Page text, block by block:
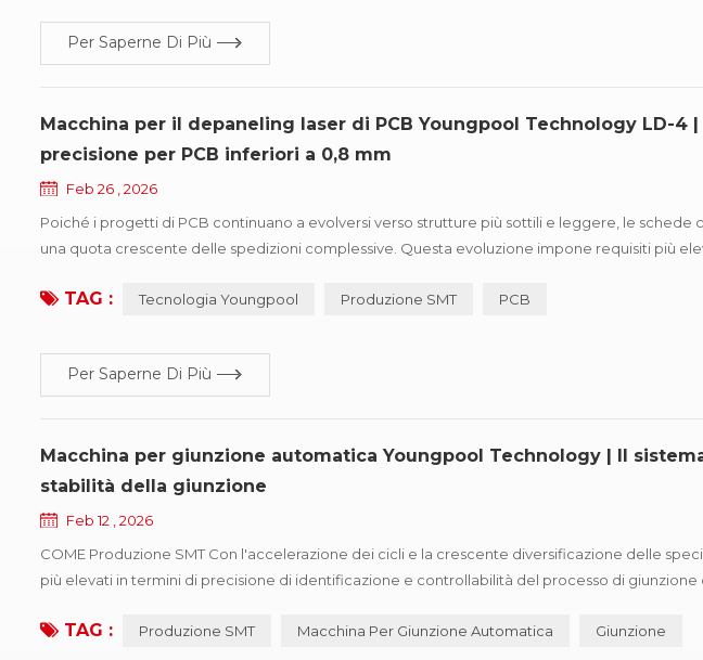
Per Saperne Di Più
Macchina per il depaneling laser di PCB Youngpool Technology LD-4
precisione per PCB inferiori a 0,8 mm
Feb 26 , 2026
Poiché i progetti di PCB continuano a evolversi verso strutture più sottili e leggere, le schede
una quota crescente delle spedizioni complessive. Questa evoluzione impone requisiti più
TAG : Tecnologia Youngpool Produzione SMT PCB
Per Saperne Di Più
Macchina per giunzione automatica Youngpool Technology | Il
stabilità della giunzione
Feb 12 , 2026
COME Produzione SMT Con l'accelerazione dei cicli e la crescente diversificazione delle
più elevati in termini di precisione di identificazione e controllabilità del processo di
TAG : Produzione SMT Macchina Per Giunzione Automatica Giunzione